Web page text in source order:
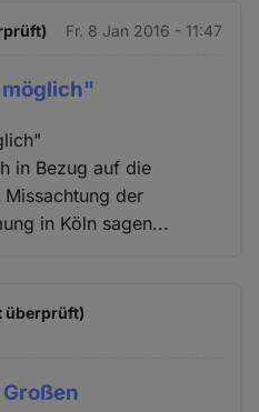
Fr. 8 Jan 2016 - 11:47
möglich"
in Bezug auf die
der
in Köln sagen...
überprüft)